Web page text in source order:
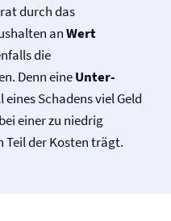
durch das
anWert
die
Denn eineUnter­
eines Schadens viel Geld
einer zu niedrig
Teil der Kosten trägt.